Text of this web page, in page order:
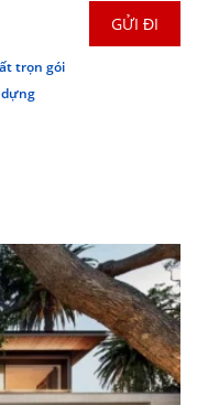
trọn gói
dựng